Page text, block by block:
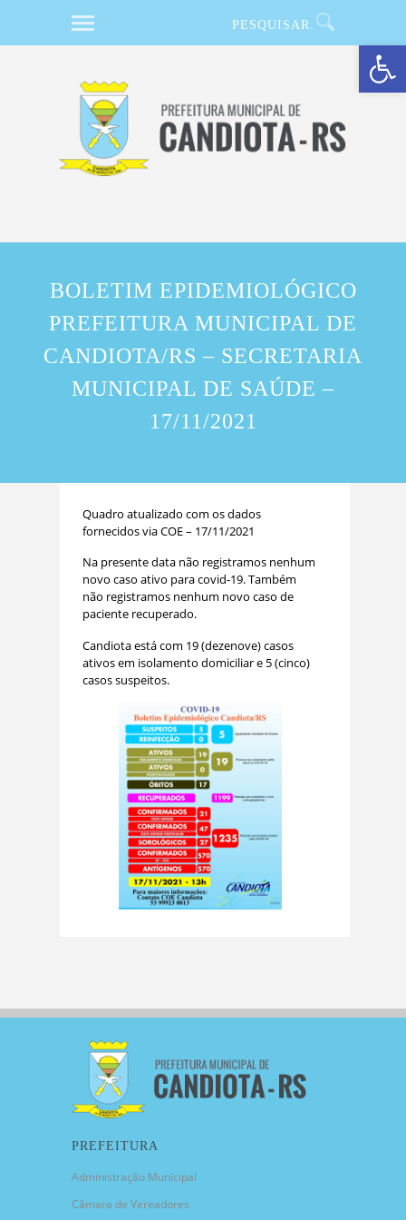
Barra de Ferramentas Aberta
BOLETIM EPIDEMIOLÓGICO
PREFEITURA MUNICIPAL DE
CANDIOTA/RS – SECRETARIA
MUNICIPAL DE SAÚDE –
17/11/2021
Quadro atualizado com os dados
fornecidos via COE – 17/11/2021
Na presente data não registramos nenhum
novo caso ativo para covid-19. Também
não registramos nenhum novo caso de
paciente recuperado.
Candiota está com 19 (dezenove) casos
ativos em isolamento domiciliar e 5 (cinco)
casos suspeitos.
PREFEITURA
Administração Municipal
Câmara de Vereadores